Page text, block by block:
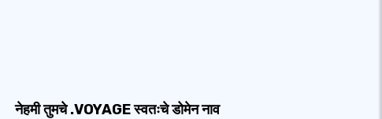
नेहमी तुमचे .VOYAGE स्वतःचे डोमेन नाव